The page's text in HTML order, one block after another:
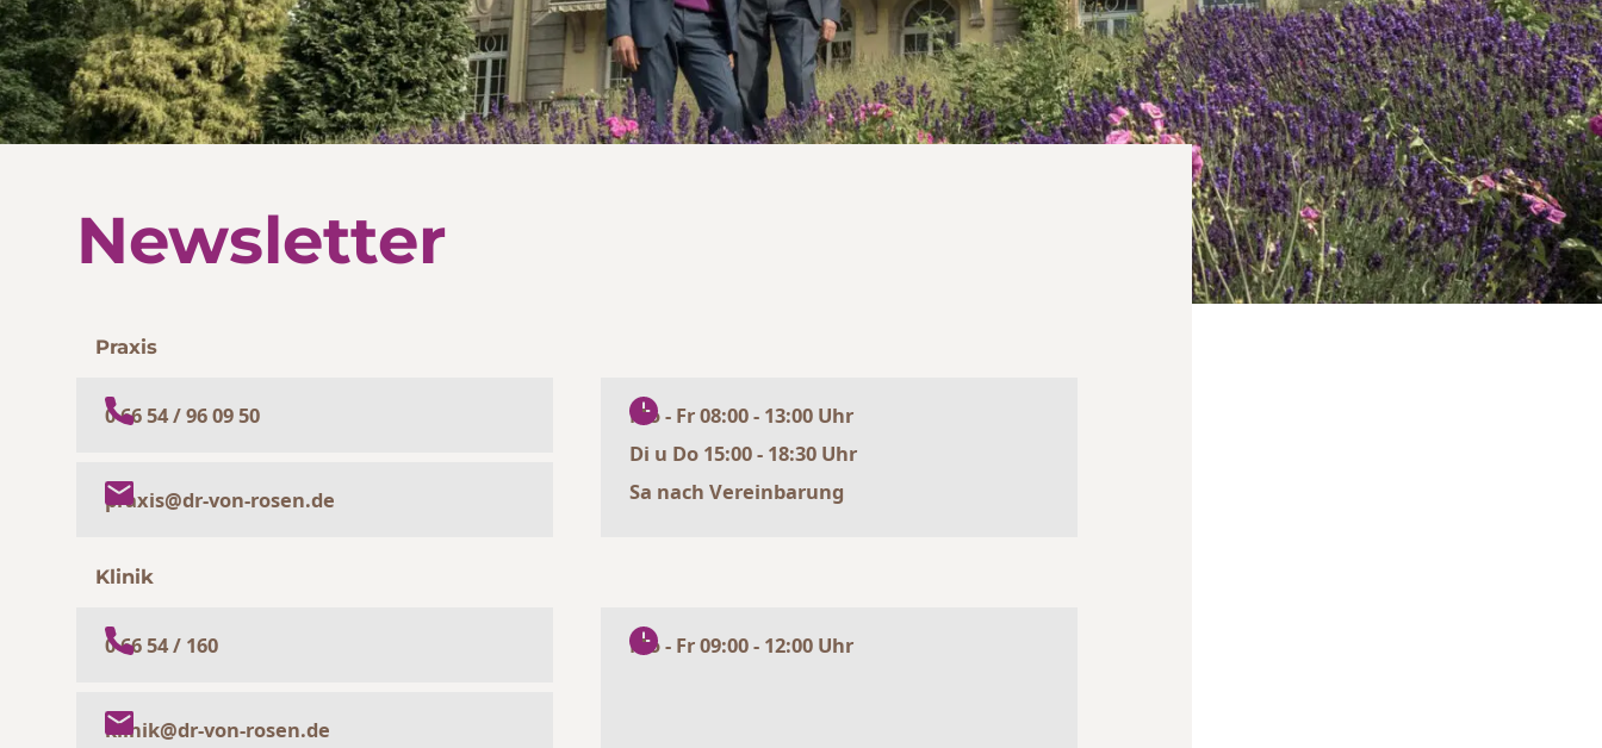
Newsletter
Praxis
0 66 54 / 96 09 50
praxis@dr-von-rosen.de
Mo - Fr 08:00 - 13:00 Uhr
Di u Do 15:00 - 18:30 Uhr
Sa nach Vereinbarung
Klinik
0 66 54 / 160
klinik@dr-von-rosen.de
Mo - Fr 09:00 - 12:00 Uhr